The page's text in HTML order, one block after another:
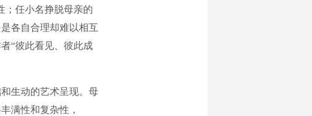
；任小名挣脱母亲的
各自合理却难以相互
“彼此看见、彼此成
生动的艺术呈现。母
满性和复杂性，